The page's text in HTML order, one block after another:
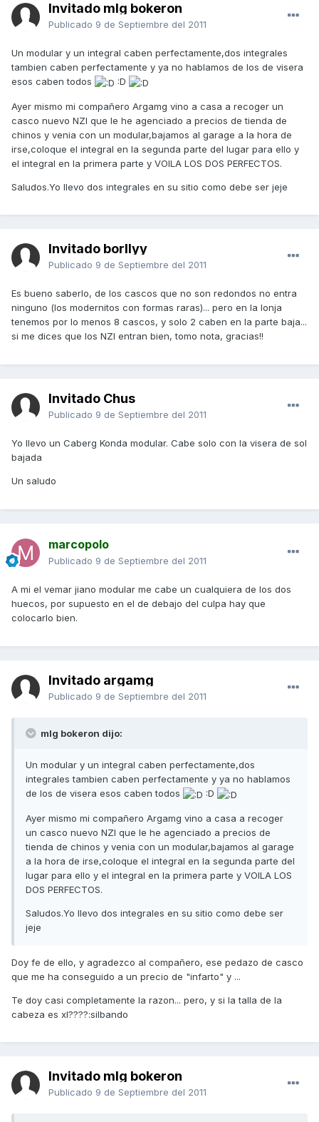
Invitado mlg bokeron
Publicado 9 de Septiembre del 2011
Un modular y un integral caben perfectamente,dos integrales
tambien caben perfectamente y ya no hablamos de los de visera
esos caben todos
:D
Ayer mismo mi compañero Argamg vino a casa a recoger un
casco nuevo NZI que le he agenciado a precios de tienda de
chinos y venia con un modular,bajamos al garage a la hora de
irse,coloque el integral en la segunda parte del lugar para ello y
el integral en la primera parte y VOILA LOS DOS PERFECTOS.
Saludos.Yo llevo dos integrales en su sitio como debe ser jeje
Invitado borllyy
Publicado 9 de Septiembre del 2011
Es bueno saberlo, de los cascos que no son redondos no entra
ninguno (los modernitos con formas raras)... pero en la lonja
tenemos por lo menos 8 cascos, y solo 2 caben en la parte baja...
si me dices que los NZI entran bien, tomo nota, gracias!!
Invitado Chus
Publicado 9 de Septiembre del 2011
Yo llevo un Caberg Konda modular. Cabe solo con la visera de sol
bajada
Un saludo
marcopolo
Publicado 9 de Septiembre del 2011
A mi el vemar jiano modular me cabe un cualquiera de los dos
huecos, por supuesto en el de debajo del culpa hay que
colocarlo bien.
Invitado argamg
Publicado 9 de Septiembre del 2011
mlg bokeron dijo:
Un modular y un integral caben perfectamente,dos
integrales tambien caben perfectamente y ya no hablamos
de los de visera esos caben todos
:D
Ayer mismo mi compañero Argamg vino a casa a recoger
un casco nuevo NZI que le he agenciado a precios de
tienda de chinos y venia con un modular,bajamos al garage
a la hora de irse,coloque el integral en la segunda parte del
lugar para ello y el integral en la primera parte y VOILA LOS
DOS PERFECTOS.
Saludos.Yo llevo dos integrales en su sitio como debe ser
jeje
Doy fe de ello, y agradezco al compañero, ese pedazo de casco
que me ha conseguido a un precio de "infarto" y ...
Te doy casi completamente la razon... pero, y si la talla de la
cabeza es xl????:silbando
Invitado mlg bokeron
Publicado 9 de Septiembre del 2011